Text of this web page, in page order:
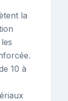
la
10 à